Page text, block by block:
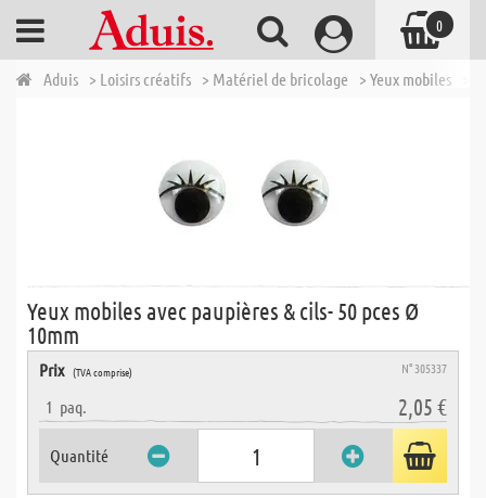
Aduis > Loisirs créatifs > Matériel de bricolage > Yeux mobiles
Yeux mobiles avec paupières & cils- 50 pces Ø
10mm
Prix (TVA comprise) N° 305337
1 paq. 2,05 €
Quantité
0